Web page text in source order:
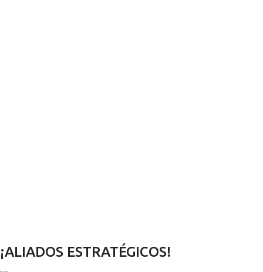
¡ALIADOS ESTRATÉGICOS!